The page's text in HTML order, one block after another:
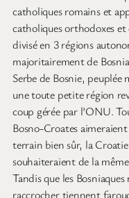
catholiques romains et
catholiques orthodoxes et
divisé en 3 régions
majoritairement de
Serbe de Bosnie,
une toute petite région
coup gérée par l’ONU.
Bosno-Croates
terrain bien sûr, la
souhaiteraient de la
Tandis que les
raccrocher tiennent